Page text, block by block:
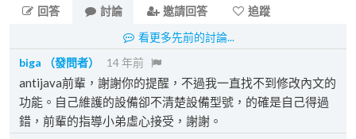
回答
討論 邀請回答
追蹤
看更多先前的討論...
biga
（發問者） 14 年前
antijava前輩，謝謝你的提醒，不過我一直找不到修改內文的
功能。自己維護的設備卻不清楚設備型號，的確是自己得過
錯，前輩的指導小弟虛心接受，謝謝。